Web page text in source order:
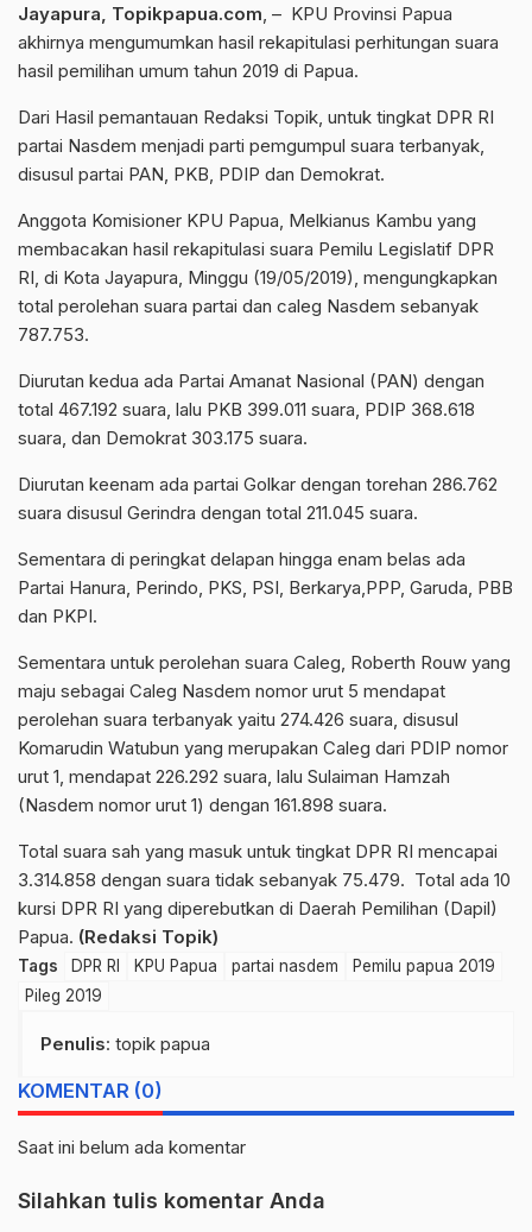
Jayapura, Topikpapua.com , – KPU Provinsi Papua
akhirnya mengumumkan hasil rekapitulasi perhitungan suara
hasil pemilihan umum tahun 2019 di Papua.
Dari Hasil pemantauan Redaksi Topik, untuk tingkat DPR RI
partai Nasdem menjadi parti pemgumpul suara terbanyak,
disusul partai PAN, PKB, PDIP dan Demokrat.
Anggota Komisioner KPU Papua, Melkianus Kambu yang
membacakan hasil rekapitulasi suara Pemilu Legislatif DPR
RI, di Kota Jayapura, Minggu (19/05/2019), mengungkapkan
total perolehan suara partai dan caleg Nasdem sebanyak
787.753.
Diurutan kedua ada Partai Amanat Nasional (PAN) dengan
total 467.192 suara, lalu PKB 399.011 suara, PDIP 368.618
suara, dan Demokrat 303.175 suara.
Diurutan keenam ada partai Golkar dengan torehan 286.762
suara disusul Gerindra dengan total 211.045 suara.
Sementara di peringkat delapan hingga enam belas ada
Partai Hanura, Perindo, PKS, PSI, Berkarya,PPP, Garuda, PBB
dan PKPI.
Sementara untuk perolehan suara Caleg, Roberth Rouw yang
maju sebagai Caleg Nasdem nomor urut 5 mendapat
perolehan suara terbanyak yaitu 274.426 suara, disusul
Komarudin Watubun yang merupakan Caleg dari PDIP nomor
urut 1, mendapat 226.292 suara, lalu Sulaiman Hamzah
(Nasdem nomor urut 1) dengan 161.898 suara.
Total suara sah yang masuk untuk tingkat DPR RI mencapai
3.314.858 dengan suara tidak sebanyak 75.479. Total ada 10
kursi DPR RI yang diperebutkan di Daerah Pemilihan (Dapil)
Papua. (Redaksi Topik)
Tags DPR RI KPU Papua partai nasdem
Pemilu papua 2019
Pileg 2019
Penulis: topik papua
KOMENTAR (0)
Saat ini belum ada komentar
Silahkan tulis komentar Anda